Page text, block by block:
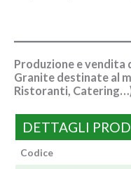
Produzione e
Granite destinate al
Ristoranti,
DETTAGLI
Codice